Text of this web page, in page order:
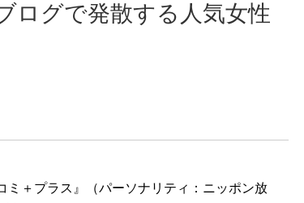
ログで発散する人気女性
＋プラス』（パーソナリティ：ニッポン放